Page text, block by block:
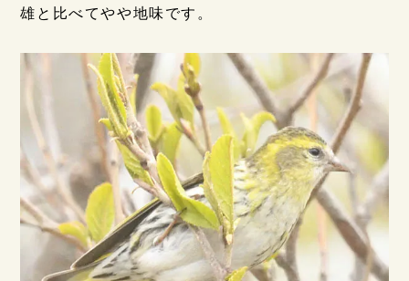
雄と比べてやや地味です。